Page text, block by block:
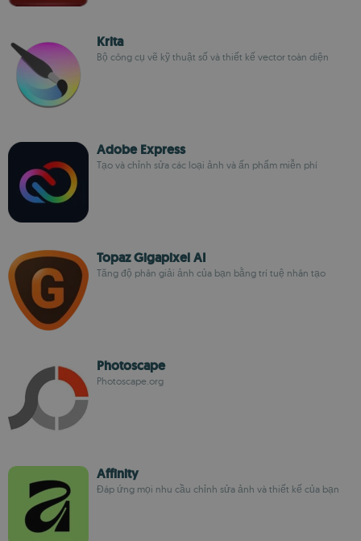
Krita
Bộ công cụ vẽ kỹ thuật số và thiết kế vector toàn diện
Adobe Express
Tạo và chỉnh sửa các loại ảnh và ấn phẩm miễn phí
Topaz Gigapixel AI
Tăng độ phân giải ảnh của bạn bằng trí tuệ nhân tạo
Photoscape
Photoscape.org
Affinity
Đáp ứng mọi nhu cầu chỉnh sửa ảnh và thiết kế của bạn